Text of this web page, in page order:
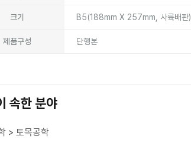
크기 B5(188mm X 257mm, 사륙배판)
제품구성 단행본
속한 분야
> 토목공학